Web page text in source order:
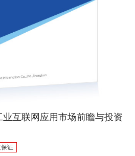
业互联网应用市场前瞻与投资
证